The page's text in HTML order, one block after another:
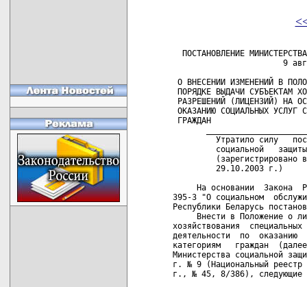
ПОСТАНОВЛЕНИЕ
9
О ВНЕСЕНИИ ИЗМЕНЕНИЙ В
ПОРЯДКЕ ВЫДАЧИ СУБЪЕКТАМ
РАЗРЕШЕНИЙ (ЛИЦЕНЗИЙ) НА
ОКАЗАНИЮ СОЦИАЛЬНЫХ УСЛУГ
ГРАЖДАН
Утратило силу
социальной
(зарегистрировано
         29.10.2003 г.)
На основании  Закона
395-З "О социальном
Республики Беларусь
Внести в Положение о
хозяйствования
деятельности  по  оказанию
категориям   граждан
Министерства социальной
г. № 9 (Национальный реестр
г., № 45, 8/386), следующие